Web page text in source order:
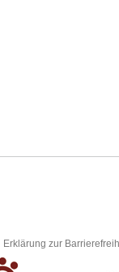
Erklärung zur